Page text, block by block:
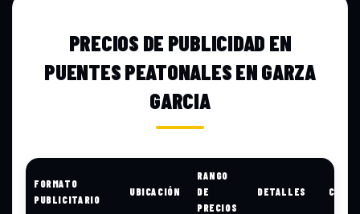
PRECIOS DE PUBLICIDAD EN
PUENTES PEATONALES EN GARZA
GARCIA
FORMATO
PUBLICITARIO
UBICACIÓN
RANGO
DE
PRECIOS
DETALLES